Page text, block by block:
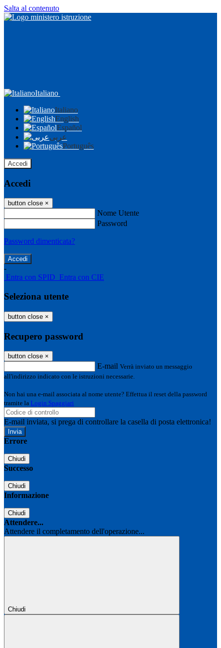
Salta al contenuto
Italiano
Italiano
English
Español
عربى
Português
Accedi
Accedi
button close ×
Nome Utente
Password
Password dimenticata?
-
Entra con SPID Entra con CIE
Seleziona utente
button close ×
Recupero password
button close ×
E-mail Verrà inviato un messaggio
all'indirizzo indicato con le istruzioni necessarie.
Non hai una e-mail associata al nome utente? Effettua il reset della password
tramite la Login Spaggiari
E-mail inviata, si prega di controllare la casella di posta elettronica!
Errore
Chiudi
Successo
Chiudi
Informazione
Chiudi
Attendere...
Attendere il completamento dell'operazione...
Chiudi